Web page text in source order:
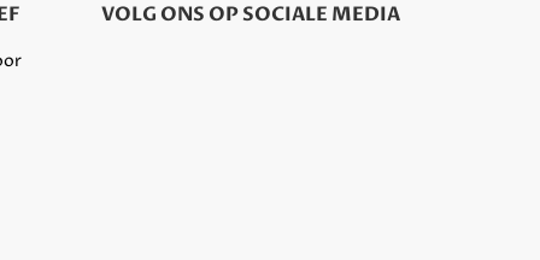
VOLG ONS OP SOCIALE MEDIA